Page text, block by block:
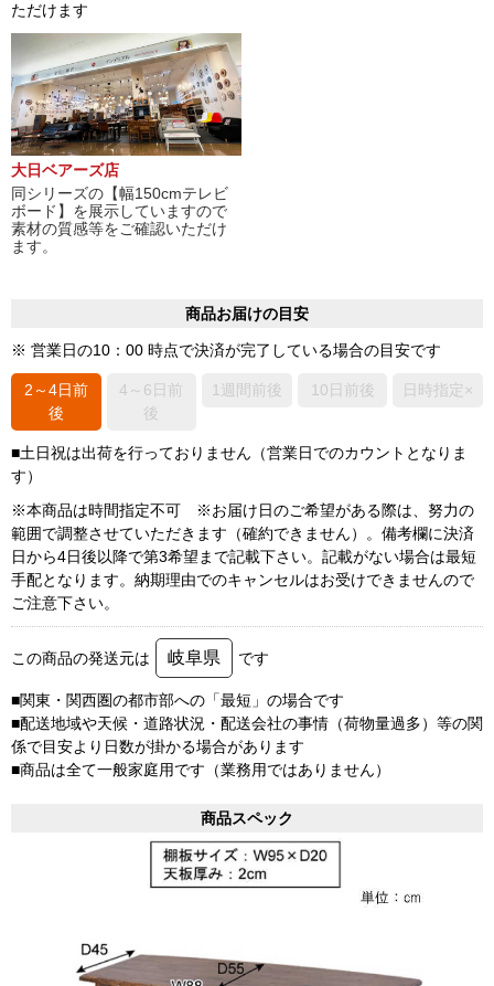
ただけます
大日ベアーズ店
同シリーズの【幅150cmテレビ
ボード】を展示していますので
素材の質感等をご確認いただけ
ます。
商品お届けの目安
※ 営業日の10：00 時点で決済が完了している場合の目安です
2～4日前
後
4～6日前
後
1週間前後 10日前後 日時指定×
■土日祝は出荷を行っておりません（営業日でのカウントとなりま
す）
※本商品は時間指定不可 ※お届け日のご希望がある際は、努力の
範囲で調整させていただきます（確約できません）。備考欄に決済
日から4日後以降で第3希望まで記載下さい。記載がない場合は最短
手配となります。納期理由でのキャンセルはお受けできませんので
ご注意下さい。
この商品の発送元は 岐阜県 です
■関東・関西圏の都市部への「最短」の場合です
■配送地域や天候・道路状況・配送会社の事情（荷物量過多）等の関
係で目安より日数が掛かる場合があります
■商品は全て一般家庭用です（業務用ではありません）
商品スペック